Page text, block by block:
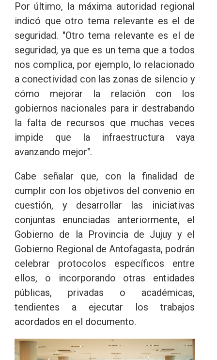
Por último, la máxima autoridad regional
indicó que otro tema relevante es el de
seguridad. "Otro tema relevante es el de
seguridad, ya que es un tema que a todos
nos complica, por ejemplo, lo relacionado
a conectividad con las zonas de silencio y
cómo mejorar la relación con los
gobiernos nacionales para ir destrabando
la falta de recursos que muchas veces
impide que la infraestructura vaya
avanzando mejor".
Cabe señalar que, con la finalidad de
cumplir con los objetivos del convenio en
cuestión, y desarrollar las iniciativas
conjuntas enunciadas anteriormente, el
Gobierno de la Provincia de Jujuy y el
Gobierno Regional de Antofagasta, podrán
celebrar protocolos específicos entre
ellos, o incorporando otras entidades
públicas, privadas o académicas,
tendientes a ejecutar los trabajos
acordados en el documento.